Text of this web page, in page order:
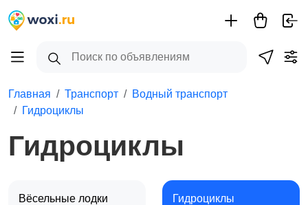
Главная Транспорт
Водный транспорт
Гидроциклы
Гидроциклы
Вёсельные лодки Гидроциклы